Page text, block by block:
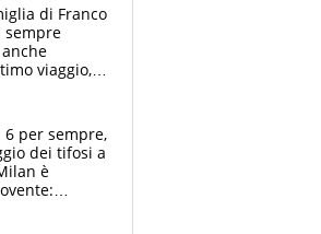
di Franco
sempre
viaggio,
dei tifosi
6 per sempre,
dei tifosi a
è